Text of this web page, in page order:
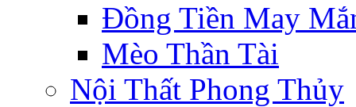
Đồng Tiền May
Mèo Thần Tài
Nội Thất Phong Thủy